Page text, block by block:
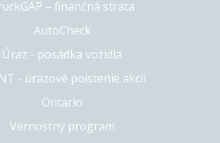
– finančná strata
AutoCheck
Úraz - posádka vozidla
- úrazové poistenie akcií
Ontario
Vernostný program